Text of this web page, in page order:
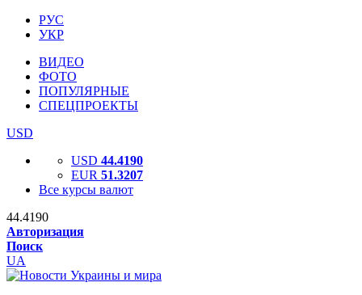
РУС
УКР
ВИДЕО
ФОТО
ПОПУЛЯРНЫЕ
СПЕЦПРОЕКТЫ
USD
USD 44.4190
EUR 51.3207
Все курсы валют
44.4190
Авторизация
Поиск
UA